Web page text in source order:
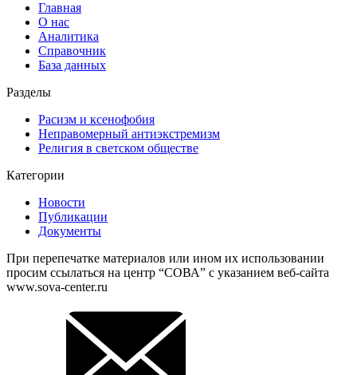
Главная
О нас
Аналитика
Справочник
База данных
Разделы
Расизм и ксенофобия
Неправомерный антиэкстремизм
Религия в светском обществе
Категории
Новости
Публикации
Документы
При перепечатке материалов или ином их использовании
просим ссылаться на центр “СОВА” с указанием веб-сайта
www.sova-center.ru